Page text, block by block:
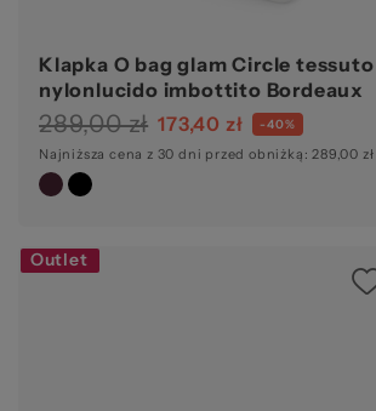
Klapka O bag glam Circle tessuto
nylonlucido imbottito Bordeaux
289,00 zł 173,40 zł -40%
Najniższa cena z 30 dni przed obniżką: 289,00 zł
Outlet